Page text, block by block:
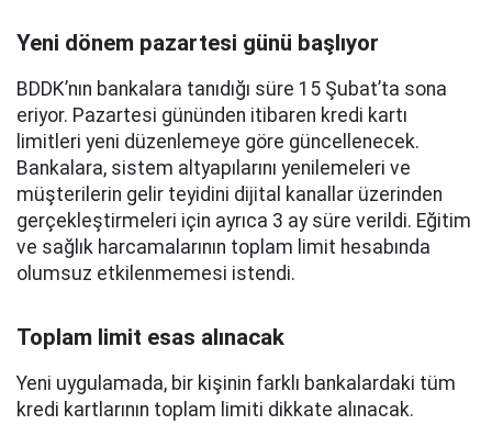
Yeni dönem pazartesi günü başlıyor
BDDK’nın bankalara tanıdığı süre 15 Şubat’ta sona
eriyor. Pazartesi gününden itibaren kredi kartı
limitleri yeni düzenlemeye göre güncellenecek.
Bankalara, sistem altyapılarını yenilemeleri ve
müşterilerin gelir teyidini dijital kanallar üzerinden
gerçekleştirmeleri için ayrıca 3 ay süre verildi. Eğitim
ve sağlık harcamalarının toplam limit hesabında
olumsuz etkilenmemesi istendi.
Toplam limit esas alınacak
Yeni uygulamada, bir kişinin farklı bankalardaki tüm
kredi kartlarının toplam limiti dikkate alınacak.